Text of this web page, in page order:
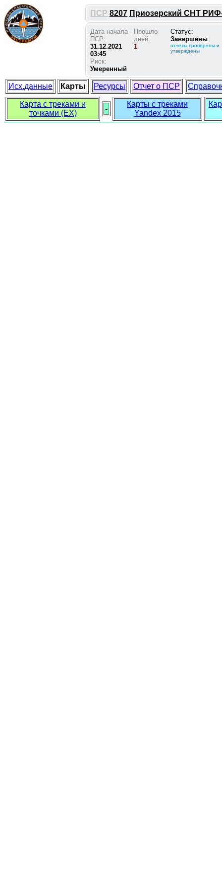
ПСР 8207 Приозерский СНТ
Дата начала
ПСР:
31.12.2021
03:45
Риск:
Умеренный
Прошло
дней:
1
Статус:
Завершены
отчеты проверены и
утверждены
Исх.данные Карты Ресурсы Отчет о ПСР
Карта с треками и
точками (EX)
-
Карты с треками
Yandex 2015